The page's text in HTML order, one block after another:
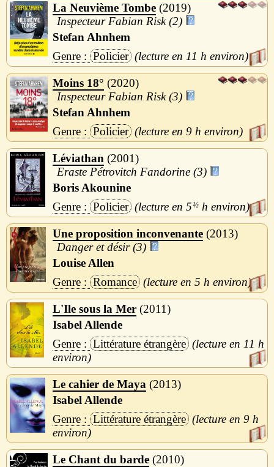
La Neuvième Tombe 2019
Inspecteur Fabian Risk (2)
Stefan Ahnhem
Policier
11 h
Moins 18°
2020
Inspecteur Fabian Risk (3)
Stefan Ahnhem
Policier
9 h
Léviathan
2001
Eraste Pétrovitch Fandorine (3)
Boris Akounine
Policier
5½ h
Une proposition inconvenante 2013
Danger et désir (3)
Louise Allen
Romance
5 h
L'Ile sous la Mer 2011
Isabel Allende
Littérature étrangère
11 h
Le cahier de Maya
2013
Isabel Allende
Littérature étrangère
9 h
Le Chant du barde 2010